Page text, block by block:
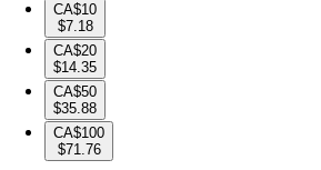
CA$10
$7.18
CA$20
$14.35
CA$50
$35.88
CA$100
$71.76